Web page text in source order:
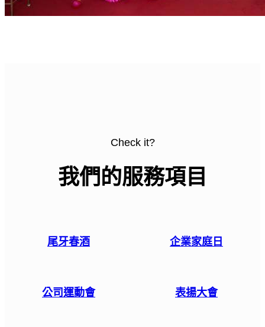
Check it?
我們的服務項目
尾牙春酒 企業家庭日
公司運動會 表揚大會